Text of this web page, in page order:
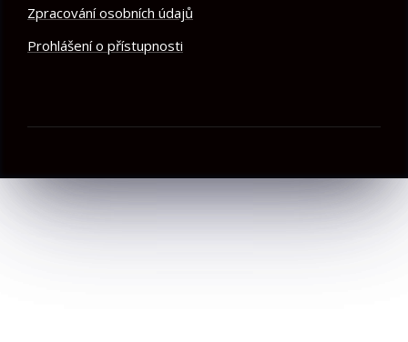
Zpracování osobních údajů
Prohlášení o přístupnosti